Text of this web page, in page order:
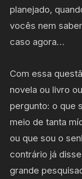
planejado,
vocês nem
caso agora…
Com essa
novela ou livro
pergunto: o que
meio de tanta
ou que sou o
contrário já
grande